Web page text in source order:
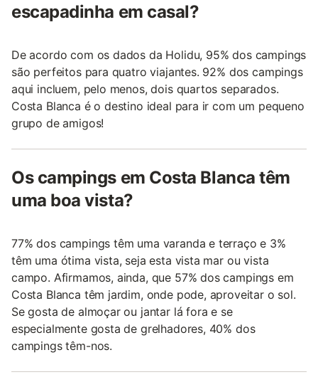
escapadinha em casal?
De acordo com os dados da Holidu, 95% dos campings
são perfeitos para quatro viajantes. 92% dos campings
aqui incluem, pelo menos, dois quartos separados.
Costa Blanca é o destino ideal para ir com um pequeno
grupo de amigos!
Os campings em Costa Blanca têm
uma boa vista?
77% dos campings têm uma varanda e terraço e 3%
têm uma ótima vista, seja esta vista mar ou vista
campo. Afirmamos, ainda, que 57% dos campings em
Costa Blanca têm jardim, onde pode, aproveitar o sol.
Se gosta de almoçar ou jantar lá fora e se
especialmente gosta de grelhadores, 40% dos
campings têm-nos.